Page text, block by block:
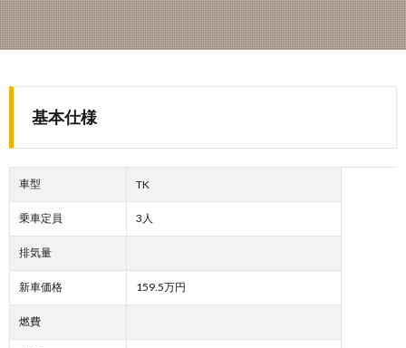
基本仕様
車型 TK
乗車定員 3人
排気量
新車価格 159.5万円
燃費